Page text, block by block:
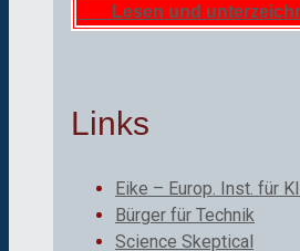
Lesen und
Links
Eike – Europ. Inst. für
Bürger für Technik
Science Skeptical